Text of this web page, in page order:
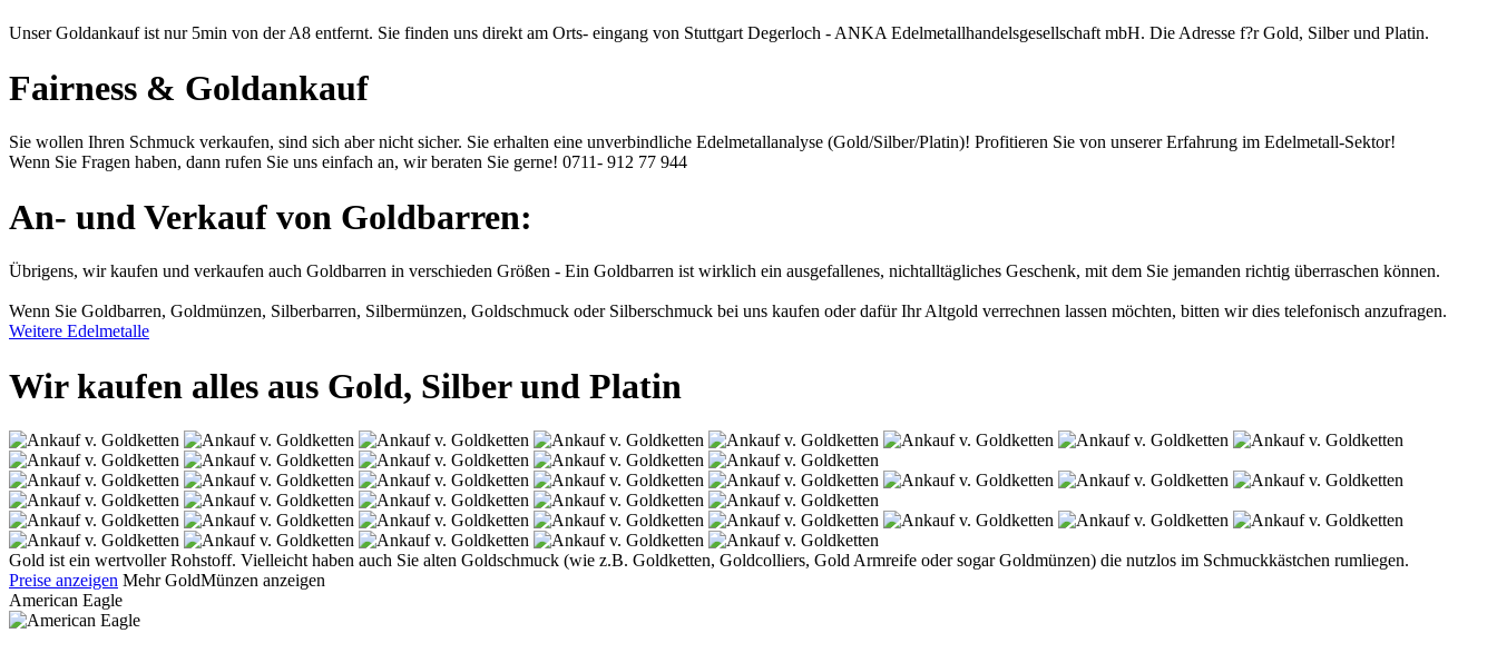
Unser Goldankauf ist nur 5min von der A8 entfernt. Sie finden uns direkt am Orts- eingang von Stuttgart Degerloch - ANKA Edelmetallhandelsgesellschaft mbH. Die Adresse f?r Gold, Silber und Platin.
Fairness & Goldankauf
Sie wollen Ihren Schmuck verkaufen, sind sich aber nicht sicher. Sie erhalten eine unverbindliche Edelmetallanalyse (Gold/Silber/Platin)! Profitieren Sie von unserer Erfahrung im Edelmetall-Sektor!
Wenn Sie Fragen haben, dann rufen Sie uns einfach an, wir beraten Sie gerne! 0711- 912 77 944
An- und Verkauf von Goldbarren:
Übrigens, wir kaufen und verkaufen auch Goldbarren in verschieden Größen - Ein Goldbarren ist wirklich ein ausgefallenes, nichtalltägliches Geschenk, mit dem Sie jemanden richtig überraschen können.
Wenn Sie Goldbarren, Goldmünzen, Silberbarren, Silbermünzen, Goldschmuck oder Silberschmuck bei uns kaufen oder dafür Ihr Altgold verrechnen lassen möchten, bitten wir dies telefonisch anzufragen.
Weitere Edelmetalle
Wir kaufen alles aus Gold, Silber und Platin
Gold ist ein wertvoller Rohstoff. Vielleicht haben auch Sie alten Goldschmuck (wie z.B. Goldketten, Goldcolliers, Gold Armreife oder sogar Goldmünzen) die nutzlos im Schmuckkästchen rumliegen.
Preise anzeigen Mehr GoldMünzen anzeigen
American Eagle